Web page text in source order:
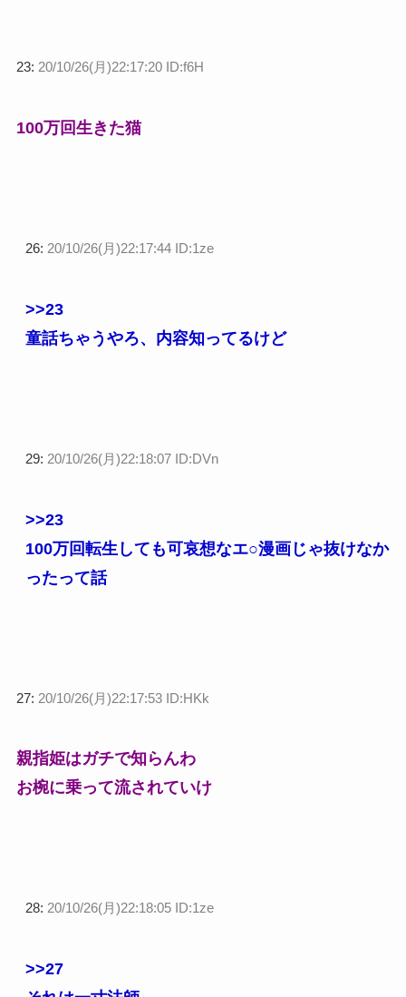
23: 20/10/26(月)22:17:20 ID:f6H
100万回生きた猫
26: 20/10/26(月)22:17:44 ID:1ze
>>23
童話ちゃうやろ、内容知ってるけど
29: 20/10/26(月)22:18:07 ID:DVn
>>23
100万回転生しても可哀想なエ○漫画じゃ抜けなか
ったって話
27: 20/10/26(月)22:17:53 ID:HKk
親指姫はガチで知らんわ
お椀に乗って流されていけ
28: 20/10/26(月)22:18:05 ID:1ze
>>27